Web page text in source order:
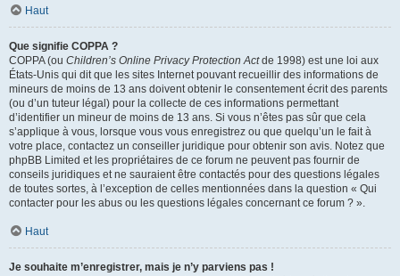
Haut
Que signifie COPPA ?
COPPA (ou Children’s Online Privacy Protection Actde 1998) est une loi aux
États-Unis qui dit que les sites Internet pouvant recueillir des informations de
mineurs de moins de 13 ans doivent obtenir le consentement écrit des parents
(ou d’un tuteur légal) pour la collecte de ces informations permettant
d’identifier un mineur de moins de 13 ans. Si vous n’êtes pas sûr que cela
s’applique à vous, lorsque vous vous enregistrez ou que quelqu’un le fait à
votre place, contactez un conseiller juridique pour obtenir son avis. Notez que
phpBB Limited et les propriétaires de ce forum ne peuvent pas fournir de
conseils juridiques et ne sauraient être contactés pour des questions légales
de toutes sortes, à l’exception de celles mentionnées dans la question « Qui
contacter pour les abus ou les questions légales concernant ce forum ? ».
Haut
Je souhaite m’enregistrer, mais je n’y parviens pas !